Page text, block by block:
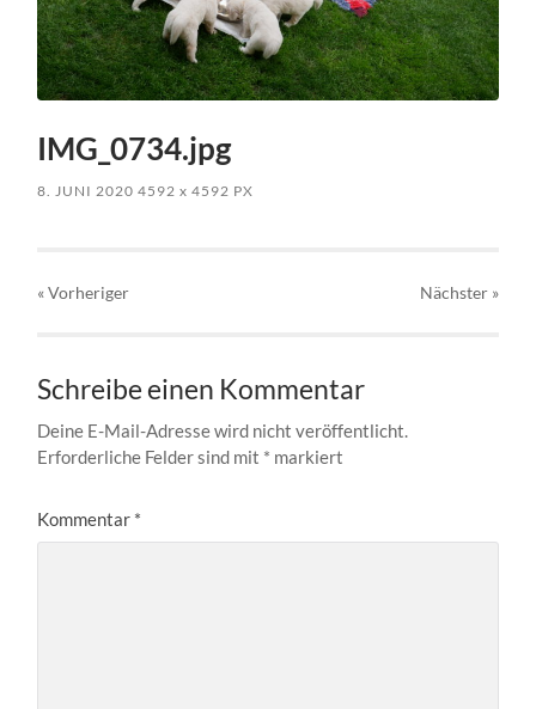
IMG_0734.jpg
8. JUNI 2020 4592x 4592 PX
« Vorheriger Nächster »
Schreibe einen Kommentar
Deine E-Mail-Adresse wird nicht veröffentlicht.
Erforderliche Felder sind mit * markiert
Kommentar *